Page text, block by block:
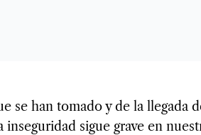
se han tomado y de la llegada
sigue grave en